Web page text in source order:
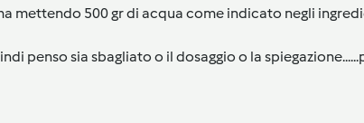
mettendo 500 gr di acqua come indicato negli
penso sia sbagliato o il dosaggio o la